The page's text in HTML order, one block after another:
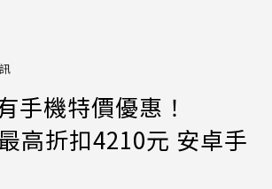
手機特價優惠！
高折扣4210元 安卓手